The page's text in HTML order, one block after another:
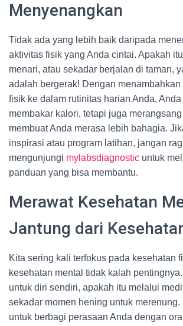
Menyenangkan
Tidak ada yang lebih baik daripada
aktivitas fisik yang Anda cintai. Apakah
menari, atau sekadar berjalan di taman,
adalah bergerak! Dengan
fisik ke dalam rutinitas harian Anda,
membakar kalori, tetapi juga
membuat Anda merasa lebih bahagia.
inspirasi atau program latihan, jangan
mengunjungi mylabsdiagnostic untuk
panduan yang bisa membantu.
Merawat Kesehatan
Jantung dari
Kita sering kali terfokus pada kesehatan
kesehatan mental tidak kalah
untuk diri sendiri, apakah itu melalui
sekadar momen hening untuk merenung.
untuk berbagi perasaan Anda dengan